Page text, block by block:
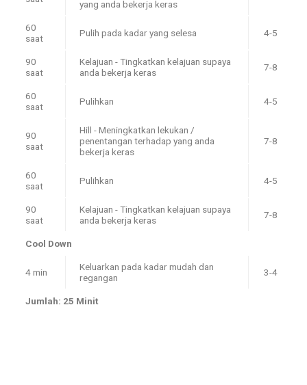
yang anda bekerja keras
60
saat
Pulih pada kadar yang selesa 4-5
90
saat
Kelajuan - Tingkatkan kelajuan supaya
anda bekerja keras
7-8
60
saat
Pulihkan 4-5
90
saat
Hill - Meningkatkan lekukan /
penentangan terhadap yang anda
bekerja keras
7-8
60
saat
Pulihkan 4-5
90
saat
Kelajuan - Tingkatkan kelajuan supaya
anda bekerja keras
7-8
Cool Down
4 min
Keluarkan pada kadar mudah dan
regangan
3-4
Jumlah: 25 Minit